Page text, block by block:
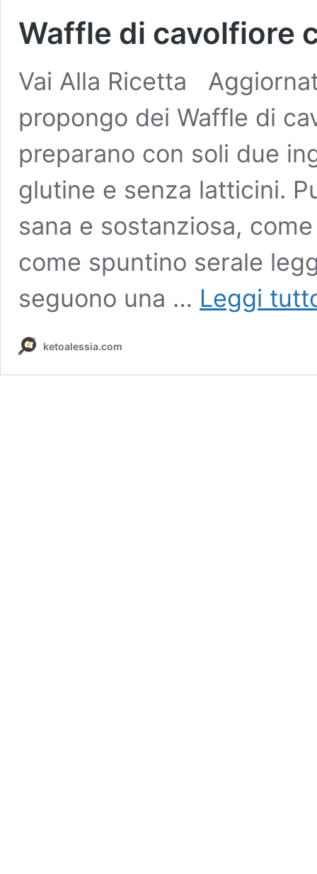
Waffle di cavolfiore
Vai Alla Ricetta
propongo dei Waffle di
preparano con soli due
glutine e senza latticini.
sana e sostanziosa,
come spuntino serale
seguono una … Leggi
ketoalessia.com